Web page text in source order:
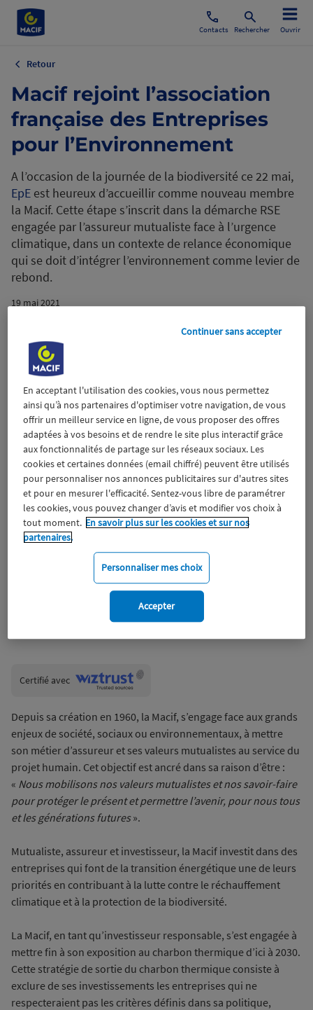
Contacts Rechercher Ouvrir
Retour
Macif rejoint l’association
française des Entreprises
pour l’Environnement
A l’occasion de la journée de la biodiversité ce 22 mai,
EpE est heureux d’accueillir comme nouveau membre
la Macif. Cette étape s’inscrit dans la démarche RSE
engagée par l’assureur mutualiste face à l’urgence
climatique, dans un contexte de relance économique
qui se doit d’intégrer l’environnement comme levier de
rebond.
19 mai 2021
Environnement
Certifié avecWiztrust
trusted
Depuis sa création en 1960, la Macif, s’engage face aux grands
enjeux de société, sociaux ou environnementaux, à mettre
son métier d’assureur et ses valeurs mutualistes au service du
projet humain. Cet objectif est ancré dans sa raison d’être :
« Nous mobilisons nos valeurs mutualistes et nos savoir-faire
pour protéger le présent et permettre l’avenir, pour nous tous
et les générations futures ».
Mutualiste, assureur et investisseur, la Macif investit dans des
entreprises qui font de la transition énergétique une de leurs
priorités en contribuant à la lutte contre le réchauffement
climatique et à la protection de la biodiversité.
La Macif, en tant qu’investisseur responsable, s’est engagée à
mettre fin à son exposition au charbon thermique d’ici à 2030.
Cette stratégie de sortie du charbon thermique consiste à
exclure de ses investissements les entreprises qui ne
respecteraient pas les critères définis dans sa politique,
En acceptant l'utilisation des cookies, vous nous permettez
ainsi qu’à nos partenaires d'optimiser votre navigation, de vous
offrir un meilleur service en ligne, de vous proposer des offres
adaptées à vos besoins et de rendre le site plus interactif grâce
aux fonctionnalités de partage sur les réseaux sociaux. Les
cookies et certaines données (email chiffré) peuvent être utilisés
pour personnaliser nos annonces publicitaires sur d'autres sites
et pour en mesurer l'efficacité. Sentez-vous libre de paramétrer
les cookies, vous pouvez changer d’avis et modifier vos choix à
tout moment. En savoir plus sur les cookies et sur nos
partenaires.
Personnaliser mes choix
Continuer sans accepter
Accepter